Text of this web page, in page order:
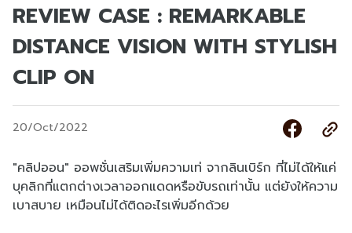
REVIEW CASE : REMARKABLE
DISTANCE VISION WITH STYLISH
CLIP ON
20/Oct/2022
"คลิปออน" ออพชั่นเสริมเพิ่มความเท่ จากลินเบิร์ก ที่ไม่ได้ให้แค่
บุคลิกที่แตกต่างเวลาออกแดดหรือขับรถเท่านั้น แต่ยังให้ความ
เบาสบาย เหมือนไม่ได้ติดอะไรเพิ่มอีกด้วย